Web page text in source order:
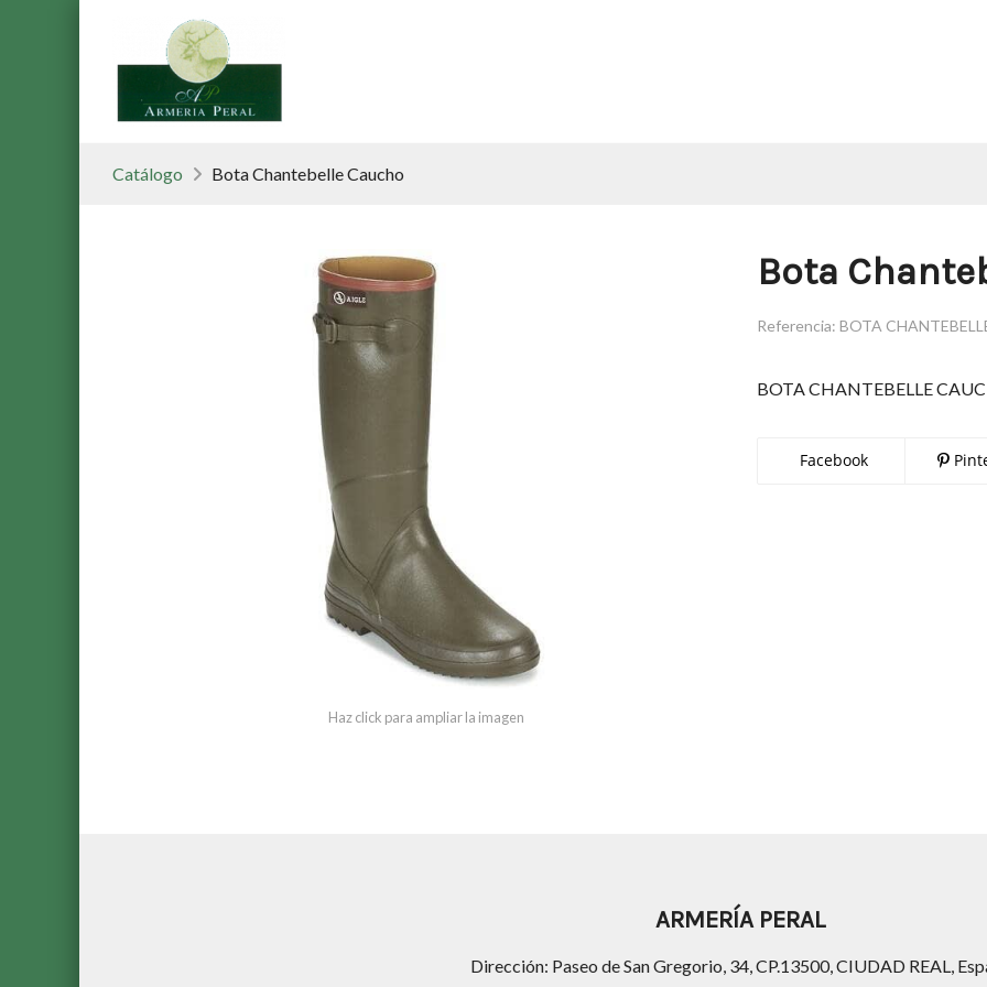
Catálogo Bota Chantebelle Caucho
Haz click para ampliar la imagen
Bota
Referencia: BOTA
BOTA CHANTEBELLE
Facebook
ARMERÍA PERAL
Dirección: Paseo de San Gregorio, 34, CP.13500, CIUDAD REAL,